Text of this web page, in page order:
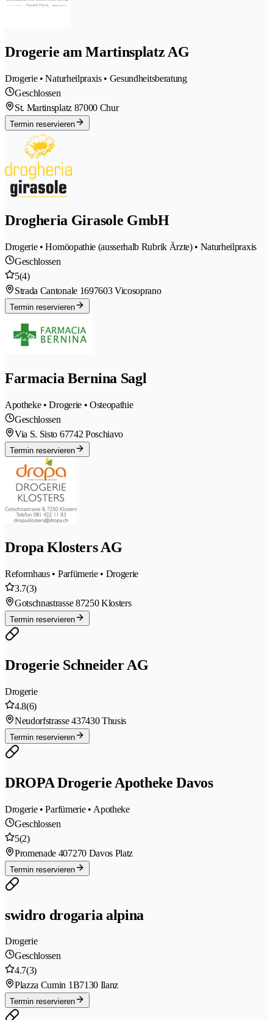
Drogerie am Martinsplatz AG
Drogerie • Naturheilpraxis • Gesundheitsberatung
Geschlossen
St. Martinsplatz 87000 Chur
Termin reservieren
Drogheria Girasole GmbH
Drogerie • Homöopathie (ausserhalb Rubrik Ärzte) • Naturheilpraxis
Geschlossen
5(4)
Strada Cantonale 1697603 Vicosoprano
Termin reservieren
Farmacia Bernina Sagl
Apotheke • Drogerie • Osteopathie
Geschlossen
Via S. Sisto 67742 Poschiavo
Termin reservieren
Dropa Klosters AG
Reformhaus • Parfümerie • Drogerie
3.7(3)
Gotschnastrasse 87250 Klosters
Termin reservieren
Drogerie Schneider AG
Drogerie
4.8(6)
Neudorfstrasse 437430 Thusis
Termin reservieren
DROPA Drogerie Apotheke Davos
Drogerie • Parfümerie • Apotheke
Geschlossen
5(2)
Promenade 407270 Davos Platz
Termin reservieren
swidro drogaria alpina
Drogerie
Geschlossen
4.7(3)
Plazza Cumin 1B7130 Ilanz
Termin reservieren